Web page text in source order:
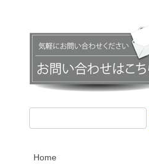
Home